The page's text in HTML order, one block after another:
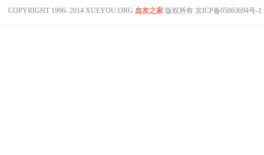
COPYRIGHT 1996- 2014 XUEYOU.ORG 血友之家版权所有 京ICP备05063694号-1